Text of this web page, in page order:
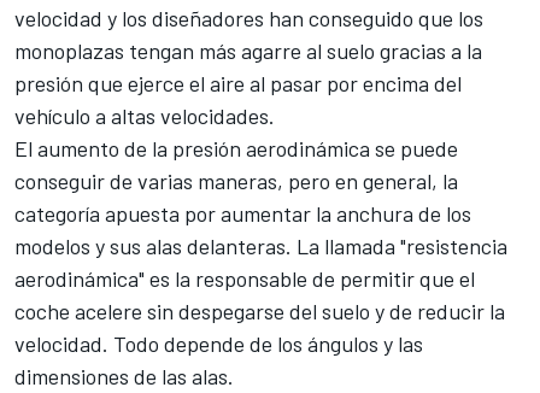
velocidad y los diseñadores han conseguido que los
monoplazas tengan más agarre al suelo gracias a la
presión que ejerce el aire al pasar por encima del
vehículo a altas velocidades.
El aumento de la presión aerodinámica se puede
conseguir de varias maneras, pero en general, la
categoría apuesta por aumentar la anchura de los
modelos y sus alas delanteras. La llamada "resistencia
aerodinámica" es la responsable de permitir que el
coche acelere sin despegarse del suelo y de reducir la
velocidad. Todo depende de los ángulos y las
dimensiones de las alas.